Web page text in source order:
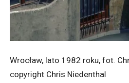
Wrocław, lato 1982 roku, fot.
copyright Chris Niedenthal